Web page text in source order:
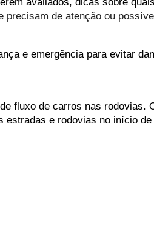
de atenção ou
e emergência para evitar
fluxo de carros nas rodovias.
estradas e rodovias no início de